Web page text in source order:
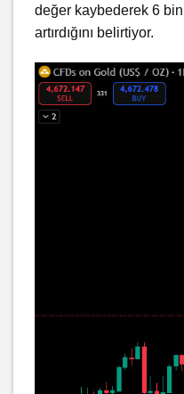
değer kaybederek 6 bin
artırdığını belirtiyor.